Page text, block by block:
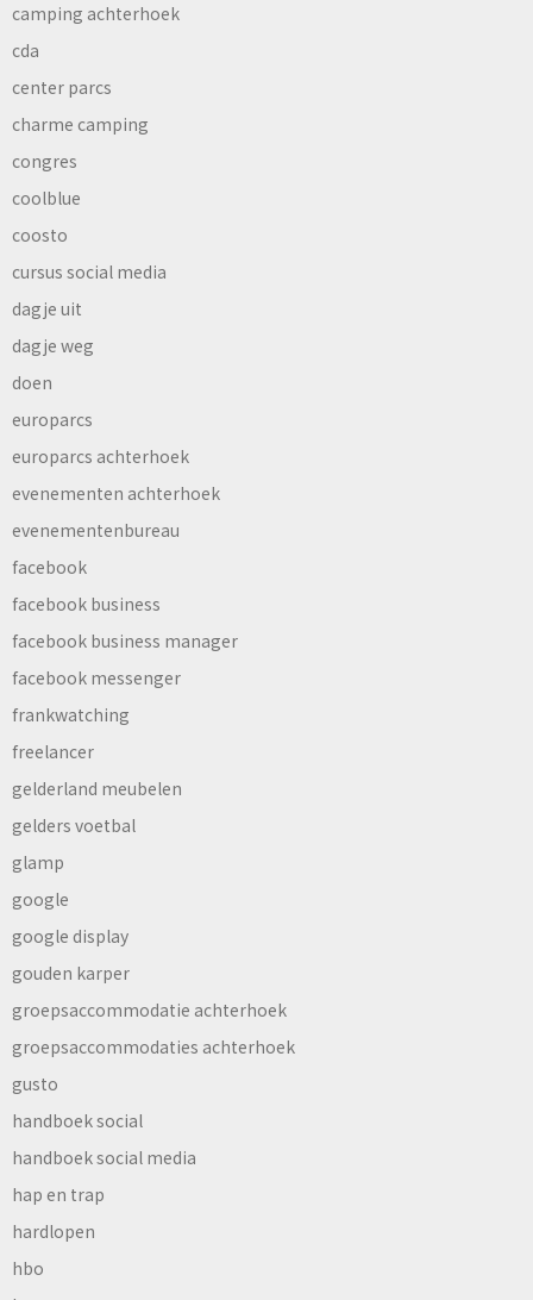
camping achterhoek
cda
center parcs
charme camping
congres
coolblue
coosto
cursus social media
dagje uit
dagje weg
doen
europarcs
europarcs achterhoek
evenementen achterhoek
evenementenbureau
facebook
facebook business
facebook business manager
facebook messenger
frankwatching
freelancer
gelderland meubelen
gelders voetbal
glamp
google
google display
gouden karper
groepsaccommodatie achterhoek
groepsaccommodaties achterhoek
gusto
handboek social
handboek social media
hap en trap
hardlopen
hbo